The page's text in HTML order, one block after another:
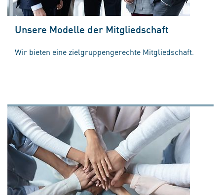
Unsere Modelle der Mitgliedschaft
Wir bieten eine zielgruppengerechte Mitgliedschaft.